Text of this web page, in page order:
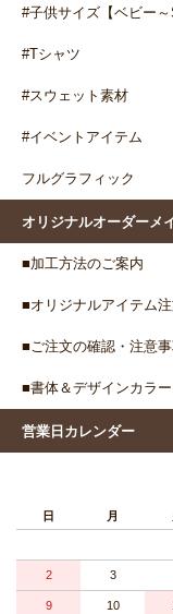
#子供サイズ【ベビー～
#Tシャツ
#スウェット素材
#イベントアイテム
フルグラフィック
オリジナルオーダーメ
■加工方法のご案内
■オリジナルアイテム
■ご注文の確認・注意
■書体＆デザインカラー
営業日カレンダー
日 月
2 3
9 10